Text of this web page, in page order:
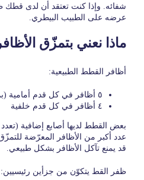
شفائه. وإذا كنت تعتقد أن لدى قطك
عرضه على الطبيب البيطري.
ماذا نعني بتمزّق
أظافر القطط الطبيعية:
٥ أظافر في كل قدم أمامية (بما في ذلك المخلب المرتفع)
٤ أظافر في كل قدم خلفية
بعض القطط لديها أصابع إضافية (تعدد
عدد أكبر من الأظافر المعرّضة
قد يمنع تآكل الأظافر بشكل طبيعي.
ظفر القط يتكوّن من جزأين رئيسيين: